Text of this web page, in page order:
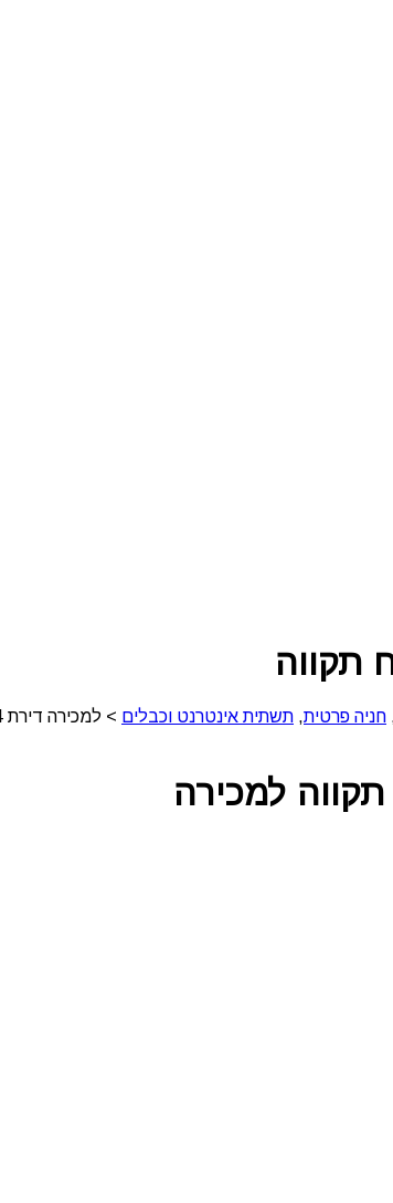
חניה פרטית, תשתית אינטרנט וכבלים > למכירה דירת 4 חדרים במרכז פתח תקווה
למכירה